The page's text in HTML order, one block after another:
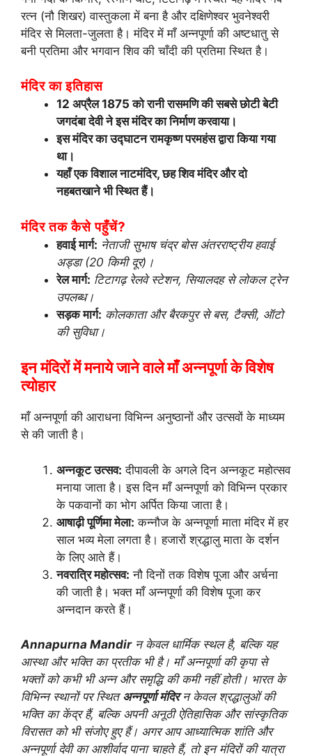
रत्न (नौ शिखर) वास्तुकला में बना है और दक्षिणेश्वर भुवनेश्वरी
मंदिर से मिलता-जुलता है। मंदिर में माँ अन्नपूर्णा की अष्टधातु से
बनी प्रतिमा और भगवान शिव की चाँदी की प्रतिमा स्थित है।
मंदिर का इतिहास
12 अप्रैल 1875 को रानी रासमणि की सबसे छोटी बेटी
जगदंबा देवी ने इस मंदिर का निर्माण करवाया।
इस मंदिर का उद्घाटन रामकृष्ण परमहंस द्वारा किया गया
था।
यहाँ एक विशाल नाटमंदिर, छह शिव मंदिर और दो
नहबतखाने भी स्थित हैं।
मंदिर तक कैसे पहुँचें?
हवाई मार्ग: नेताजी सुभाष चंद्र बोस अंतरराष्ट्रीय हवाई
अड्डा (20 किमी दूर)।
रेल मार्ग: टिटागढ़ रेलवे स्टेशन, सियालदह से लोकल ट्रेन
उपलब्ध।
सड़क मार्ग: कोलकाता और बैरकपुर से बस, टैक्सी, ऑटो
की सुविधा।
इन मंदिरों में मनाये जाने वाले माँ अन्नपूर्णा के विशेष
त्योहार
माँ अन्नपूर्णा की आराधना विभिन्न अनुष्ठानों और उत्सवों के माध्यम
से की जाती है।
अन्नकूट उत्सव: दीपावली के अगले दिन अन्नकूट महोत्सव
मनाया जाता है। इस दिन माँ अन्नपूर्णा को विभिन्न प्रकार
के पकवानों का भोग अर्पित किया जाता है।
आषाढ़ी पूर्णिमा मेला: कन्नौज के अन्नपूर्णा माता मंदिर में हर
साल भव्य मेला लगता है। हजारों श्रद्धालु माता के दर्शन
के लिए आते हैं।
नवरात्रि महोत्सव: नौ दिनों तक विशेष पूजा और अर्चना
की जाती है। भक्त माँ अन्नपूर्णा की विशेष पूजा कर
अन्नदान करते हैं।
Annapurna Mandirन केवल धार्मिक स्थल है, बल्कि यह
आस्था और भक्ति का प्रतीक भी है। माँ अन्नपूर्णा की कृपा से
भक्तों को कभी भी अन्न और समृद्धि की कमी नहीं होती। भारत के
विभिन्न स्थानों पर स्थितअन्नपूर्णा मंदिरन केवल श्रद्धालुओं की
भक्ति का केंद्र हैं, बल्कि अपनी अनूठी ऐतिहासिक और सांस्कृतिक
विरासत को भी संजोए हुए हैं। अगर आप आध्यात्मिक शांति और
अन्नपूर्णा देवी का आशीर्वाद पाना चाहते हैं, तो इन मंदिरों की यात्रा